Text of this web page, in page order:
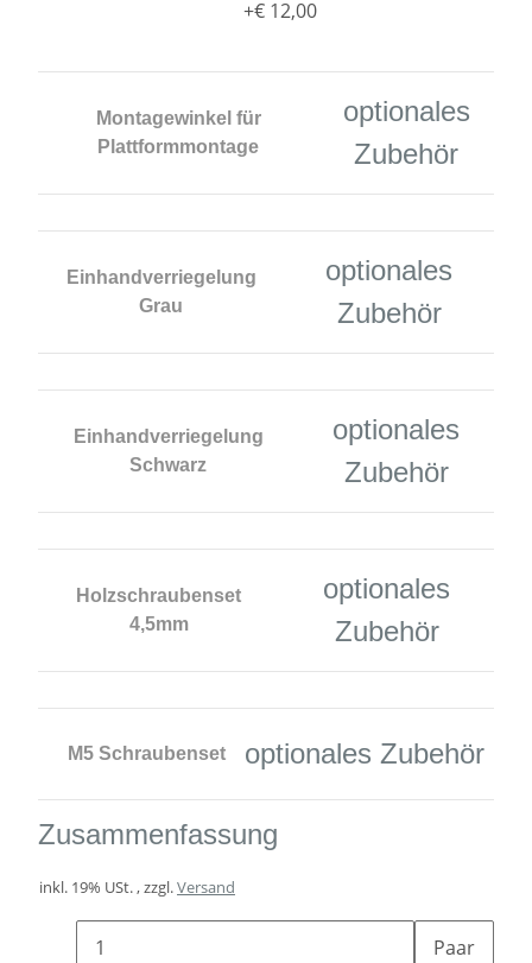
+€ 12,00
Montagewinkel für
Plattformmontage
optionales
Zubehör
Einhandverriegelung
Grau
optionales
Zubehör
Einhandverriegelung
Schwarz
optionales
Zubehör
Holzschraubenset
4,5mm
optionales
Zubehör
M5 Schraubenset optionales Zubehör
Zusammenfassung
inkl. 19% USt. , zzgl.Versand
Paar